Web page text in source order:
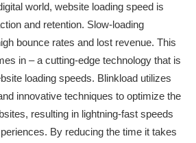
world, website loading speed is
and retention. Slow-loading
bounce rates and lost revenue. This
in – a cutting-edge technology that is
loading speeds. Blinkload utilizes
innovative techniques to optimize the
resulting in lightning-fast speeds
By reducing the time it takes